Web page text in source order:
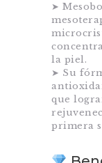
➤
la piel.
➤ Su
que
primera